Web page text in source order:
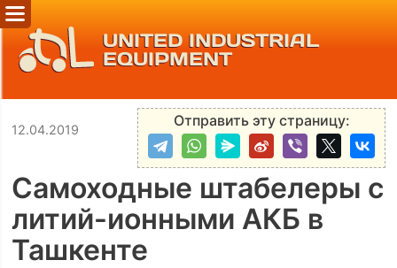
UNITED INDUSTRIAL
EQUIPMENT
Отправить эту страницу:
12.04.2019
Самоходные штабелеры с
литий-ионными АКБ в
Ташкенте